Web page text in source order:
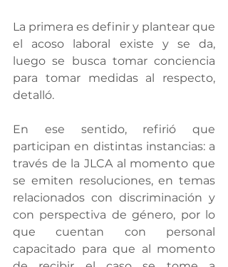
La primera es definir y plantear que
el acoso laboral existe y se da,
luego se busca tomar conciencia
para tomar medidas al respecto,
detalló.
En ese sentido, refirió que
participan en distintas instancias: a
través de la JLCA al momento que
se emiten resoluciones, en temas
relacionados con discriminación y
con perspectiva de género, por lo
que cuentan con personal
capacitado para que al momento